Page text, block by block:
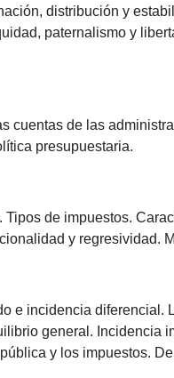
distribución y
paternalismo y
cuentas de las
presupuestaria.
de impuestos.
y regresividad.
e incidencia diferencial.
general. Incidencia
y los impuestos.